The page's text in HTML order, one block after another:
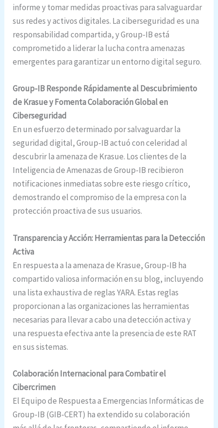
informe y tomar medidas proactivas para salvaguardar
sus redes y activos digitales. La ciberseguridad es una
responsabilidad compartida, y Group-IB está
comprometido a liderar la lucha contra amenazas
emergentes para garantizar un entorno digital seguro.
Group-IB Responde Rápidamente al Descubrimiento
de Krasue y Fomenta Colaboración Global en
Ciberseguridad
En un esfuerzo determinado por salvaguardar la
seguridad digital, Group-IB actuó con celeridad al
descubrir la amenaza de Krasue. Los clientes de la
Inteligencia de Amenazas de Group-IB recibieron
notificaciones inmediatas sobre este riesgo crítico,
demostrando el compromiso de la empresa con la
protección proactiva de sus usuarios.
Transparencia y Acción: Herramientas para la Detección
Activa
En respuesta a la amenaza de Krasue, Group-IB ha
compartido valiosa información en su blog, incluyendo
una lista exhaustiva de reglas YARA. Estas reglas
proporcionan a las organizaciones las herramientas
necesarias para llevar a cabo una detección activa y
una respuesta efectiva ante la presencia de este RAT
en sus sistemas.
Colaboración Internacional para Combatir el
Cibercrimen
El Equipo de Respuesta a Emergencias Informáticas de
Group-IB (GIB-CERT) ha extendido su colaboración